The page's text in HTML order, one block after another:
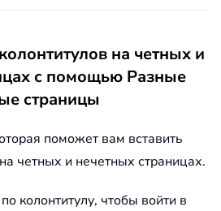
на четных и
с помощью Разные
страницы
поможет вам вставить
четных и нечетных страницах.
колонтитулу, чтобы войти в